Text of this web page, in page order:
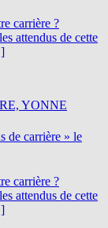
carrière ?
attendus de cette
YONNE
de carrière » le
carrière ?
attendus de cette